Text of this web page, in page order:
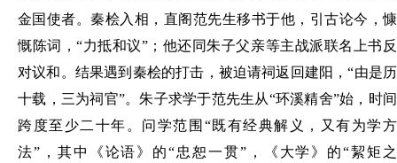
金国使者。秦桧入相，直阁范先生移书于他，引古论今，慷
慨陈词，“力抵和议”；他还同朱子父亲等主战派联名上书反
对议和。结果遇到秦桧的打击，被迫请祠返回建阳，“由是历
十载，三为祠官”。朱子求学于范先生从“环溪精舍”始，时间
跨度至少二十年。问学范围“既有经典解义，又有为学方
法”，其中《论语》的“忠恕一贯”，《大学》的“絜矩之